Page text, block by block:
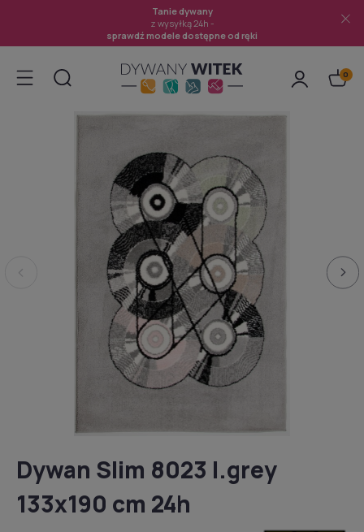
Tanie dywany
z wysyłką 24h -
sprawdź modele dostępne od ręki
Dywan Slim 8023 l.grey
133x190 cm 24h